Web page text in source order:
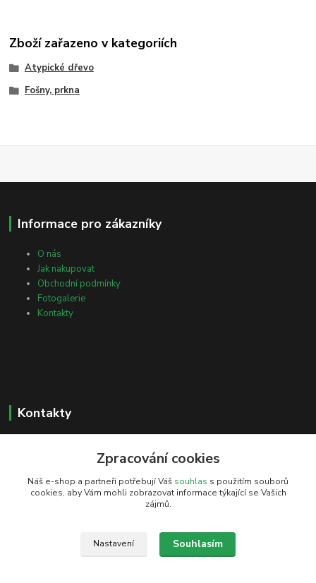
Zboží zařazeno v kategoriích
Atypické dřevo
Fošny, prkna
Informace pro zákazníky
O nás
Jak nakupovat
Obchodní podmínky
Fotogalerie
Kontakty
Kontakty
+420 606 202 092
info@petzejwood.cz
Zpracování cookies
Náš e-shop a partneři potřebují Váš souhlas s použitím souborů
cookies, aby Vám mohli zobrazovat informace týkající se Vašich
zájmů.
Nastavení Souhlasím